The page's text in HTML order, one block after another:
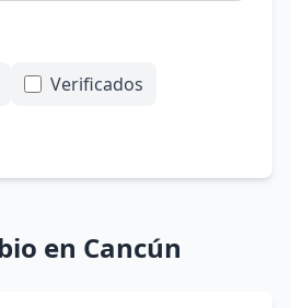
Verificados
en Cancún